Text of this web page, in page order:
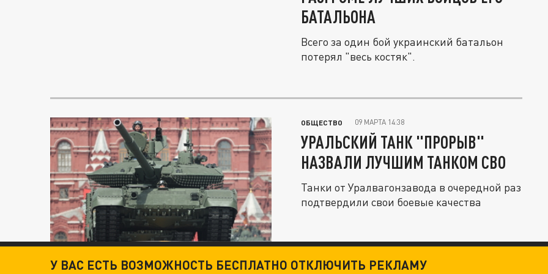
БАТАЛЬОНА
Всего за один бой украинский батальон
потерял "весь костяк".
ОБЩЕСТВО 09 МАРТА 14:38
УРАЛЬСКИЙ ТАНК "ПРОРЫВ"
НАЗВАЛИ ЛУЧШИМ ТАНКОМ СВО
Танки от Уралвагонзавода в очередной раз
подтвердили свои боевые качества
У ВАС ЕСТЬ ВОЗМОЖНОСТЬ БЕСПЛАТНО ОТКЛЮЧИТЬ РЕКЛАМУ